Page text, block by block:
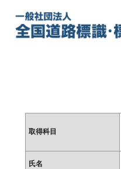
取得科目
氏名